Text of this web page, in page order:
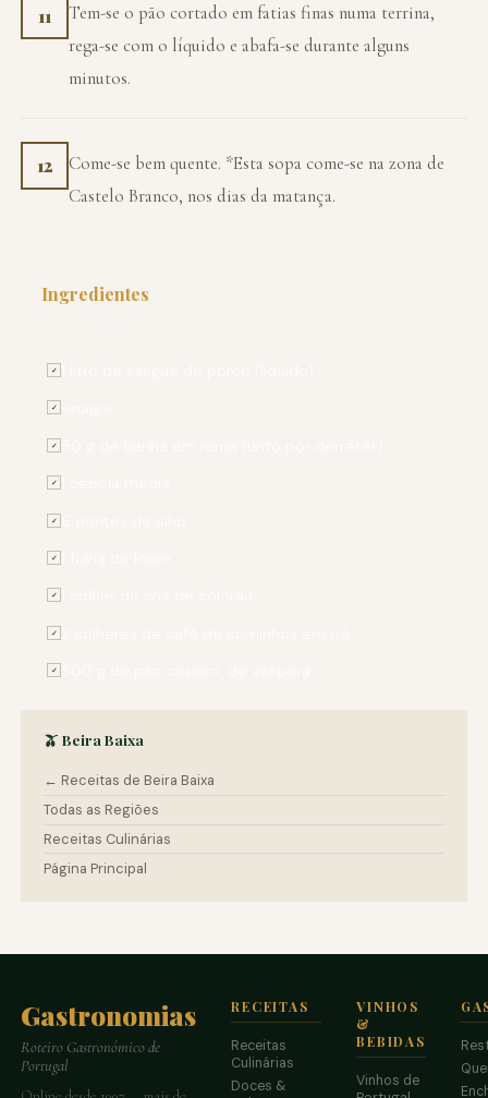
11
Tem-se o pão cortado em fatias finas numa terrina,
rega-se com o líquido e abafa-se durante alguns
minutos.
12
Come-se bem quente. *Esta sopa come-se na zona de
Castelo Branco, nos dias da matança.
Ingredientes
✓
✓
✓
✓
✓
✓
✓
✓
✓
🫒 Beira Baixa
← Receitas de Beira Baixa
Todas as Regiões
Receitas Culinárias
Página Principal
Gastronomias
Roteiro Gastronómico de
Portugal
RECEITAS
Receitas
Culinárias
Doces &
VINHOS
&
BEBIDAS
Vinhos de